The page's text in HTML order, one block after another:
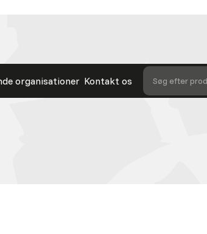
organisationer Kontakt os Søg efter